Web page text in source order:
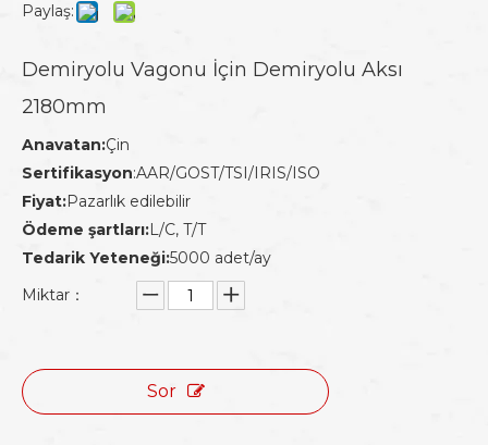
Paylaş:
Demiryolu Vagonu İçin Demiryolu Aksı
2180mm
Anavatan:Çin
Sertifikasyon:AAR/GOST/TSI/IRIS/ISO
Fiyat:Pazarlık edilebilir
Ödeme şartları:L/C, T/T
Tedarik Yeteneği:5000 adet/ay
Miktar：
Sor